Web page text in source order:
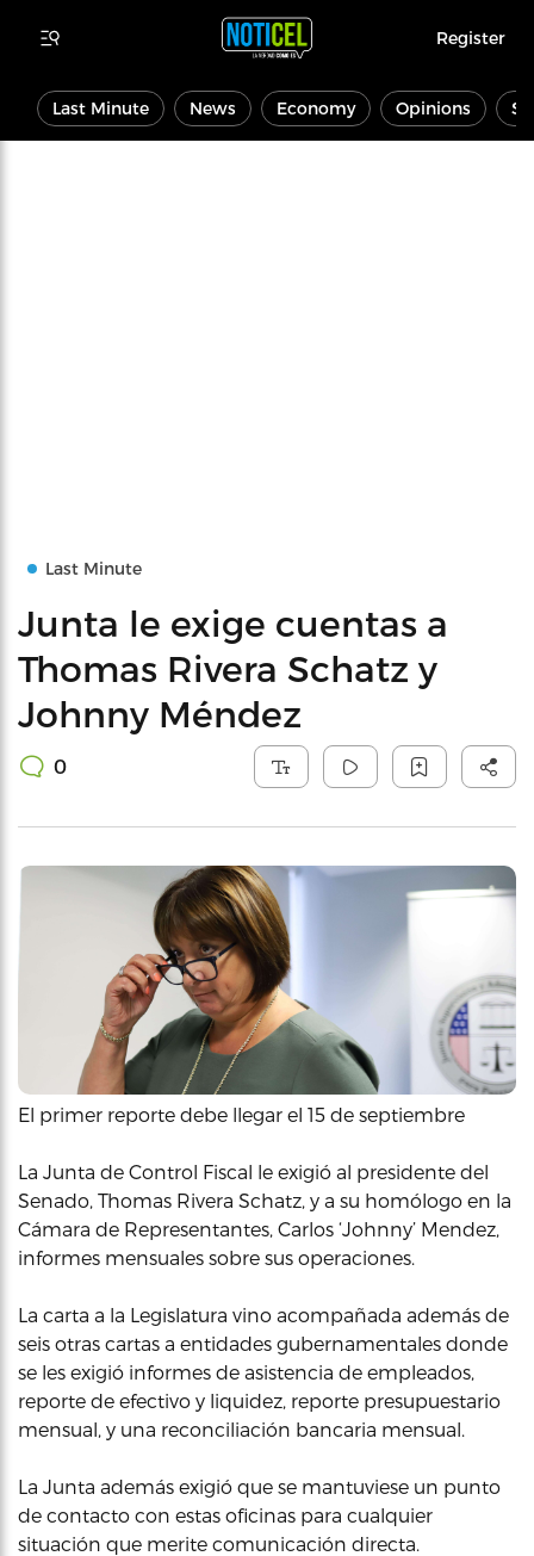
Register
Last Minute News Economy Opinions
Last Minute
Junta le exige cuentas a
Thomas Rivera Schatz y
Johnny Méndez
0
El primer reporte debe llegar el 15 de septiembre
La Junta de Control Fiscal le exigió al presidente del
Senado, Thomas Rivera Schatz, y a su homólogo en la
Cámara de Representantes, Carlos ‘Johnny’ Mendez,
informes mensuales sobre sus operaciones.
La carta a la Legislatura vino acompañada además de
seis otras cartas a entidades gubernamentales donde
se les exigió informes de asistencia de empleados,
reporte de efectivo y liquidez, reporte presupuestario
mensual, y una reconciliación bancaria mensual.
La Junta además exigió que se mantuviese un punto
de contacto con estas oficinas para cualquier
situación que merite comunicación directa.